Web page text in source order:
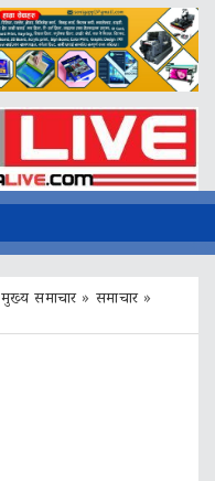
मुख्य समाचार» समाचार»